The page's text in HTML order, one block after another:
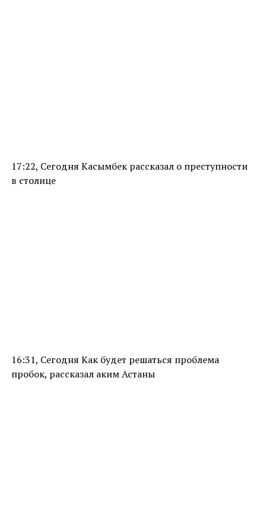
17:22, Сегодня Касымбек рассказал о преступности
в столице
16:31, Сегодня Как будет решаться проблема
пробок, рассказал аким Астаны